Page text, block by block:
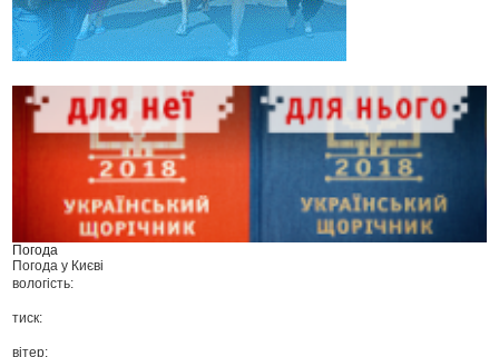
Погода
Погода у Києві
вологість:
тиск:
вітер: